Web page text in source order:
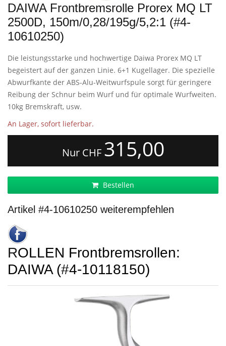
DAIWA Frontbremsrolle Prorex MQ LT
2500D, 150m/0,28/195g/5,2:1 (#4-
10610250)
Die leistungsstarke und hochwertige Daiwa Prorex MQ LT
begeistert auf der ganzen Linie. 6+1 Kugellager. Die spezielle
Abwurfkante der ABS-Alu-Weitwurfspule sorgt für geringere
Reibung der Schnur beim Wurf und für optimale Wurfweiten.
10kg Bremskraft, usw.
An Lager, sofort lieferbar.
Nur CHF 315,00
Bestellen
Artikel #4-10610250 weiterempfehlen
ROLLEN Frontbremsrollen:
DAIWA (#4-10118150)